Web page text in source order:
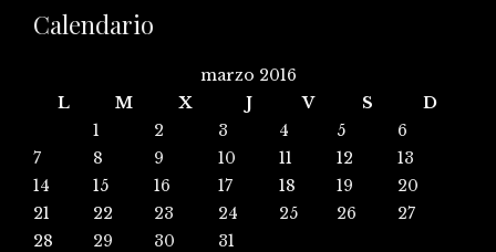
Calendario
marzo 2016
L
M X J V S
D
1
2 3 4 5
6
7
8 9 10 11 12
13
14
15 16 17 18 19
20
21
22 23 24 25 26
27
28
29 30 31